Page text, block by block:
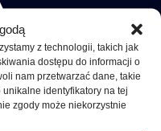
z technologii, takich jak
dostępu do informacji o
nam przetwarzać dane, takie
identyfikatory na tej
zgody może niekorzystnie